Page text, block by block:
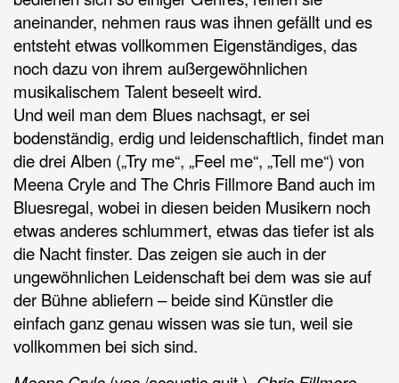
aneinander, nehmen raus was ihnen gefällt und es
entsteht etwas vollkommen Eigenständiges, das
noch dazu von ihrem außergewöhnlichen
musikalischem Talent beseelt wird.
Und weil man dem Blues nachsagt, er sei
bodenständig, erdig und leidenschaftlich, findet man
die drei Alben („Try me“, „Feel me“, „Tell me“) von
Meena Cryle and The Chris Fillmore Band auch im
Bluesregal, wobei in diesen beiden Musikern noch
etwas anderes schlummert, etwas das tiefer ist als
die Nacht finster. Das zeigen sie auch in der
ungewöhnlichen Leidenschaft bei dem was sie auf
der Bühne abliefern – beide sind Künstler die
einfach ganz genau wissen was sie tun, weil sie
vollkommen bei sich sind.